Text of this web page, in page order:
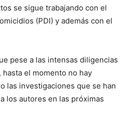
se sigue trabajando con el
(PDI) y además con el
pese a las intensas diligencias
el momento no hay
las investigaciones que se han
los autores en las próximas